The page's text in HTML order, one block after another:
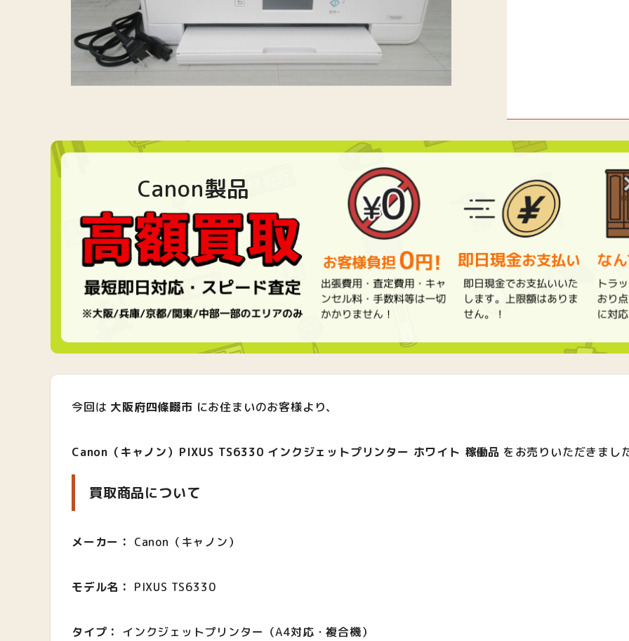
Canon製品
今回は 大阪府四條畷市 にお住まいのお客様より、
Canon（キャノン）PIXUS TS6330 インクジェットプリンター ホワイト 稼働品 をお売りいただきまし
買取商品について
メーカー： Canon（キャノン）
モデル名： PIXUS TS6330
タイプ： インクジェットプリンター（A4対応・複合機）